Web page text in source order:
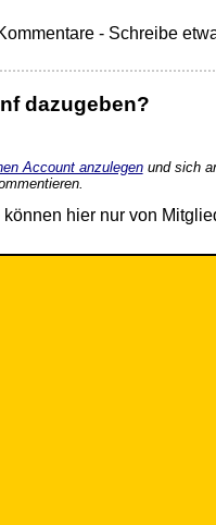
- Schreibe
dazugeben?
Account anzulegenund sich
können hier nur von